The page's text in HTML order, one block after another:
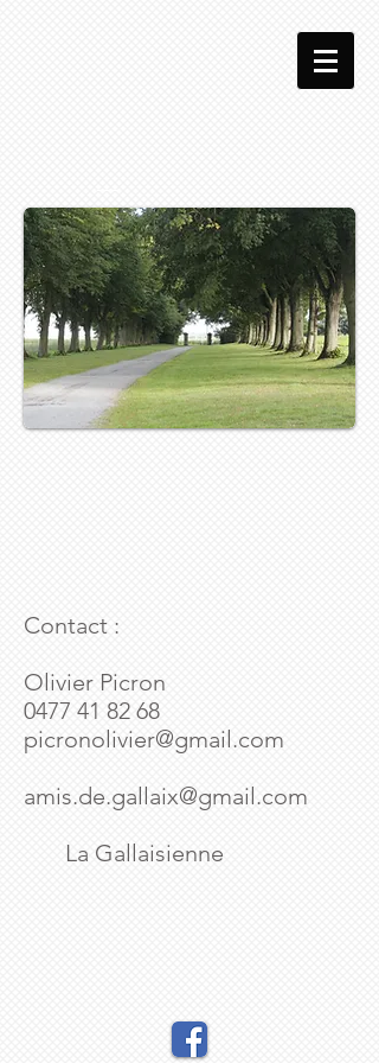
Contact :
Olivier Picron
0477 41 82 68
picronolivier@gmail.com
amis.de.gallaix@gmail.com
La Gallaisienne